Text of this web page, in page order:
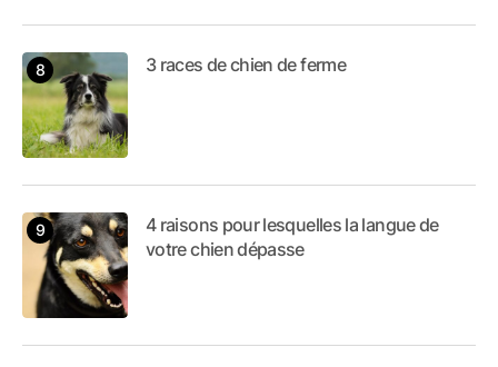
3 races de chien de ferme
4 raisons pour lesquelles la langue de
votre chien dépasse